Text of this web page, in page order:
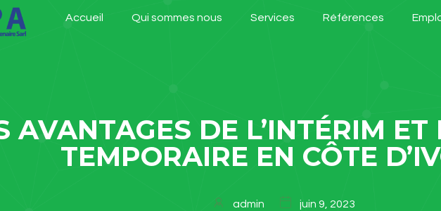
Accueil Qui sommes nous Services Références
AVANTAGES DE L’INTÉRIM
TEMPORAIRE EN CÔTE
admin juin 9, 2023